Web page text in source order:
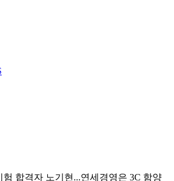
합격자 노기현...연세경영은 3C 함양